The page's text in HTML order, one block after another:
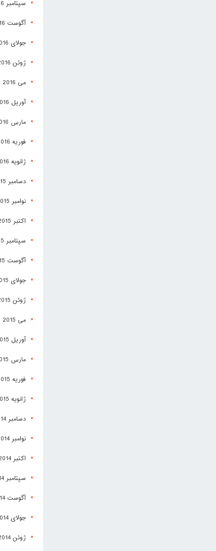
سپتامبر 2016
آگوست 2016
جولای 2016
ژوئن 2016
می 2016
آوریل 2016
مارس 2016
فوریه 2016
ژانویه 2016
دسامبر 2015
نوامبر 2015
اکتبر 2015
سپتامبر 2015
آگوست 2015
جولای 2015
ژوئن 2015
می 2015
آوریل 2015
مارس 2015
فوریه 2015
ژانویه 2015
دسامبر 2014
نوامبر 2014
اکتبر 2014
سپتامبر 2014
آگوست 2014
جولای 2014
ژوئن 2014